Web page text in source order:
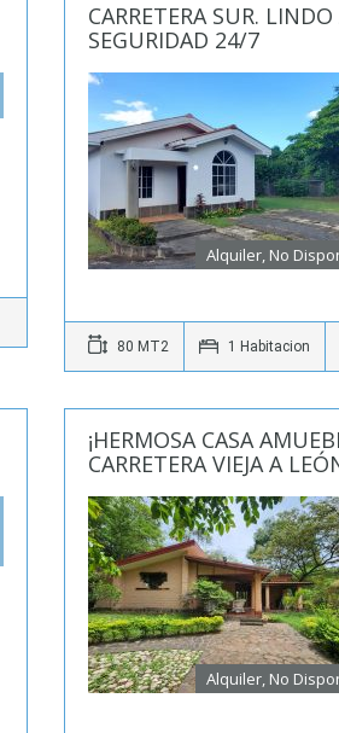
CARRETERA SUR.
SEGURIDAD 24/7
Alquiler, No
80 MT2 1 Habitacion
¡HERMOSA CASA
CARRETERA VIEJA A
Alquiler, No